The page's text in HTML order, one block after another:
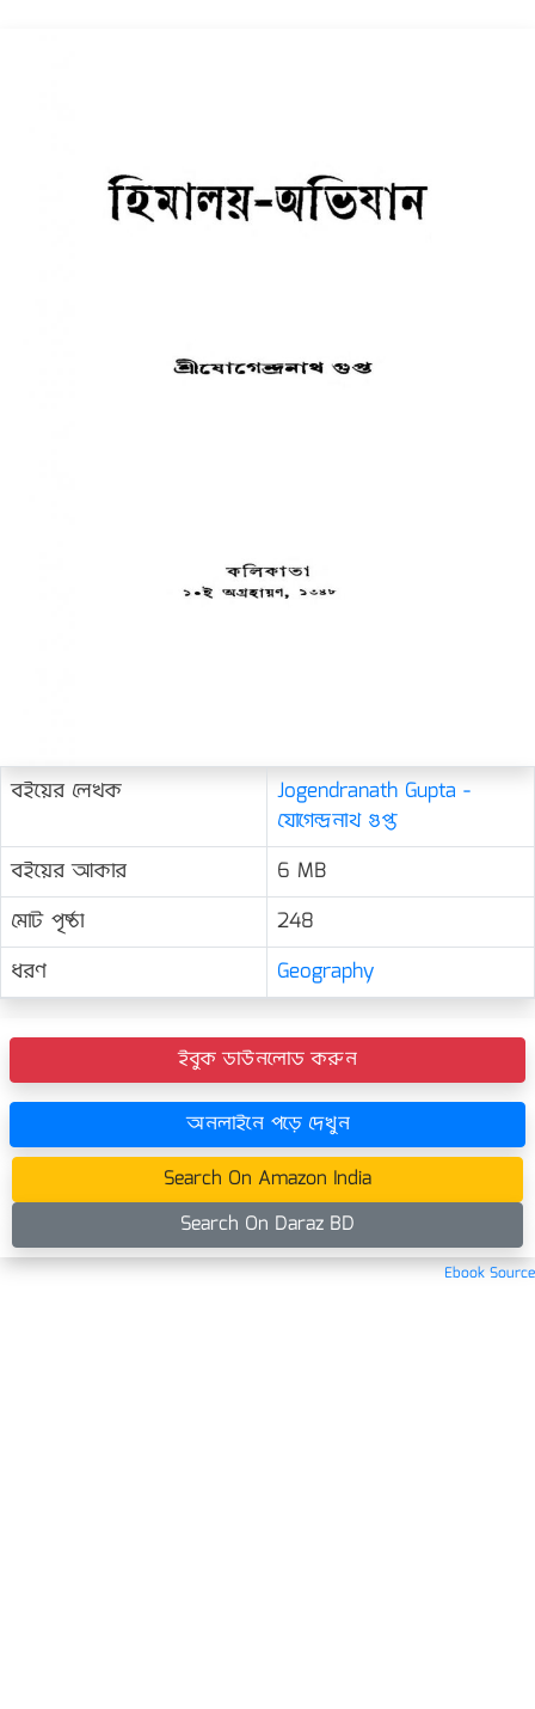
বইয়ের লেখক
Jogendranath Gupta -
যোগেন্দ্রনাথ গুপ্ত
বইয়ের আকার
6 MB
মোট পৃষ্ঠা
248
ধরণ
Geography
ইবুক ডাউনলোড করুন
অনলাইনে পড়ে দেখুন
Search On Amazon India
Search On Daraz BD
Ebook Source